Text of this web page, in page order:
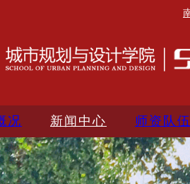
况 新闻中心 师资队